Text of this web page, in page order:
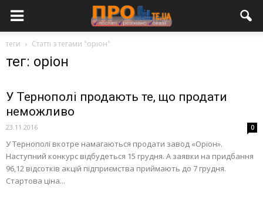
теги Статті з тегами "оріон"
тег: оріон
У Тернополі продають те, що продати
неможливо
23.11.2016 0
У Тернополі вкотре намагаються продати завод «Оріон».
Наступний конкурс відбудеться 15 грудня. А заявки на придбання
96,12 відсотків акцій підприємства приймають до 7 грудня.
Стартова ціна...